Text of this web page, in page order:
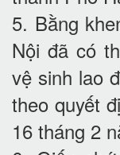
5. Bằng
Nội đã có
vệ sinh lao
theo quyết
16 tháng 2